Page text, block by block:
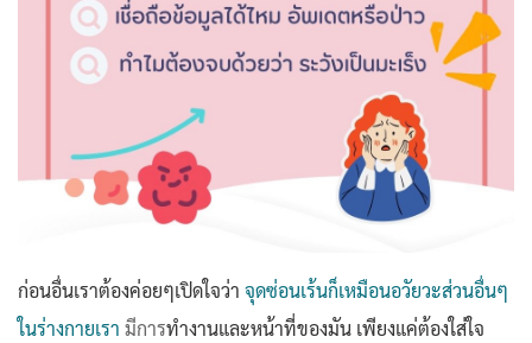
ก่อนอื่นเราต้องค่อยๆเปิดใจว่า จุดซ่อนเร้นก็เหมือนอวัยวะส่วนอื่นๆ
ในร่างกายเรา มีการทำงานและหน้าที่ของมัน เพียงแค่ต้องใส่ใจ